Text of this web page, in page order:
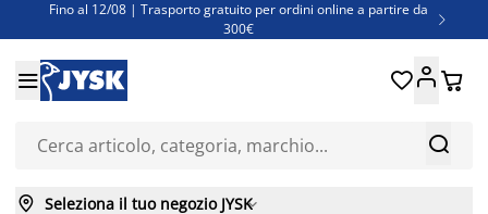
Fino al 12/08 | Trasporto gratuito per ordini online a partire da
300€

Super offerte d'estate | Oltre 1.500 articoli fino al 70%
Finanziamenti - Scegli il piano di rimborso più adatto a te


 
 Seleziona il tuo negozio JYSK